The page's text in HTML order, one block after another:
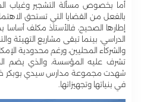
أما بخصوص مسألة التشجير وغياب
بالفعل من القضايا التي تستحق
إطارها الصحيح، فالأستاذ مكلف أساسا
الدراسي، بينما تبقى مشاريع التهيئة
والشركاء المحليين، ورغم محدودية
تشرف عليه المؤسسة، والذي يضم
شهدت مجموعة مدارس سيدي بوبكر
في بنياتها وتجهيزاتها.